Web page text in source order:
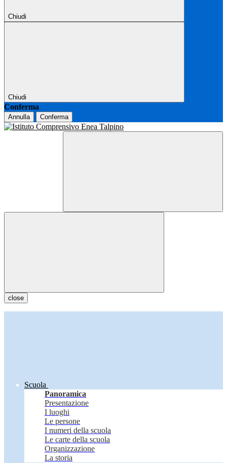
Chiudi
Chiudi
Conferma
Annulla Conferma
close
Scuola
Panoramica
Presentazione
I luoghi
Le persone
I numeri della scuola
Le carte della scuola
Organizzazione
La storia